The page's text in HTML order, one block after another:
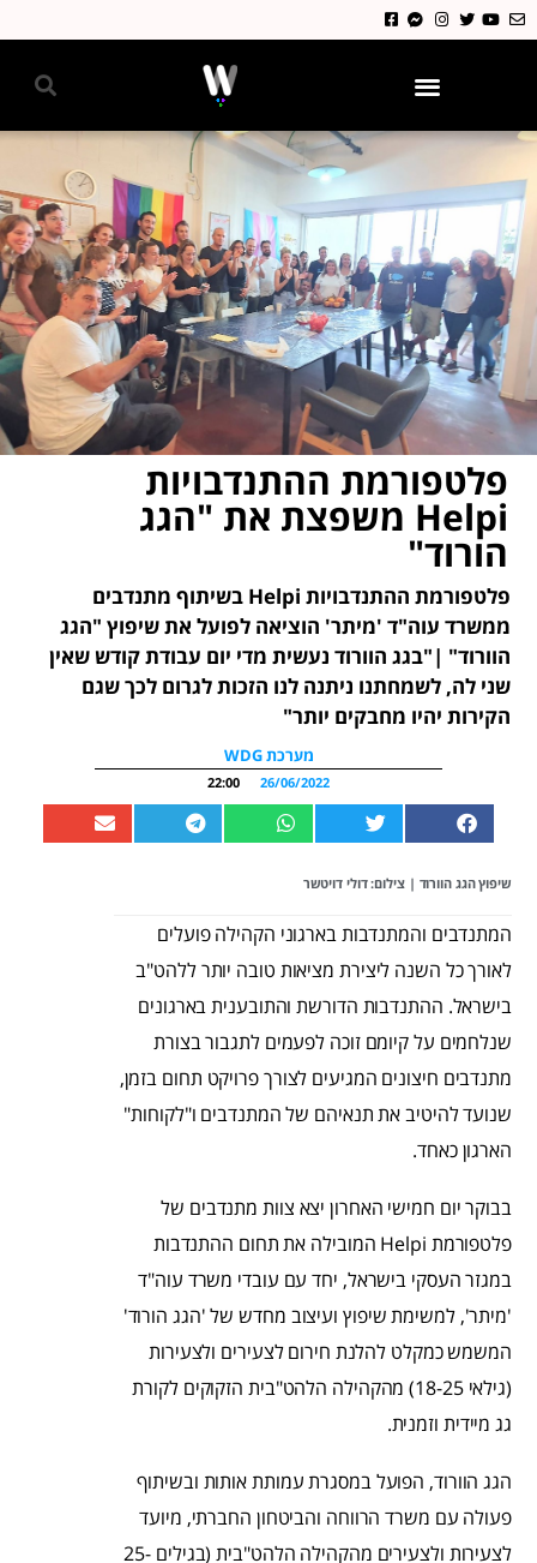
פלטפורמת ההתנדבויות
Helpi משפצת את "הגג
הורוד"
פלטפורמת ההתנדבויות Helpi בשיתוף מתנדבים
ממשרד עוה"ד 'מיתר' הוציאה לפועל את שיפוץ "הגג
הוורוד" |"בגג הוורוד נעשית מדי יום עבודת קודש שאין
שני לה, לשמחתנו ניתנה לנו הזכות לגרום לכך שגם
הקירות יהיו מחבקים יותר"
מערכת WDG
26/06/2022
22:00
שיפוץ הגג הוורוד | צילום: דולי דויטשר
המתנדבים והמתנדבות בארגוני הקהילה פועלים
לאורך כל השנה ליצירת מציאות טובה יותר ללהט"ב
בישראל. ההתנדבות הדורשת והתובענית בארגונים
שנלחמים על קיומם זוכה לפעמים לתגבור בצורת
מתנדבים חיצונים המגיעים לצורך פרויקט תחום בזמן,
שנועד להיטיב את תנאיהם של המתנדבים ו"לקוחות"
הארגון כאחד.
בבוקר יום חמישי האחרון יצא צוות מתנדבים של
פלטפורמת Helpi המובילה את תחום ההתנדבות
במגזר העסקי בישראל, יחד עם עובדי משרד עוה"ד
'מיתר', למשימת שיפוץ ועיצוב מחדש של 'הגג הורוד'
המשמש כמקלט להלנת חירום לצעירים ולצעירות
(גילאי 18-25) מהקהילה הלהט"בית הזקוקים לקורת
גג מיידית וזמנית.
הגג הוורוד, הפועל במסגרת עמותת אותות ובשיתוף
פעולה עם משרד הרווחה והביטחון החברתי, מיועד
לצעירות ולצעירים מהקהילה הלהט"בית (בגילים 25-